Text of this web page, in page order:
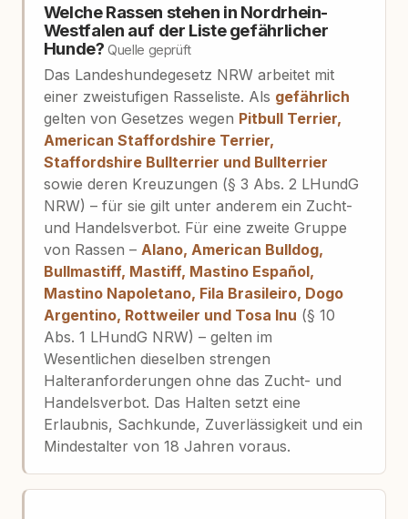
Welche Rassen stehen in Nordrhein-
Westfalen auf der Liste gefährlicher
Hunde?Quelle geprüft
Das Landeshundegesetz NRW arbeitet mit
einer zweistufigen Rasseliste. Als gefährlich
gelten von Gesetzes wegen Pitbull Terrier,
American Staffordshire Terrier,
Staffordshire Bullterrier und Bullterrier
sowie deren Kreuzungen (§ 3 Abs. 2 LHundG
NRW) – für sie gilt unter anderem ein Zucht-
und Handelsverbot. Für eine zweite Gruppe
von Rassen – Alano, American Bulldog,
Bullmastiff, Mastiff, Mastino Español,
Mastino Napoletano, Fila Brasileiro, Dogo
Argentino, Rottweiler und Tosa Inu (§ 10
Abs. 1 LHundG NRW) – gelten im
Wesentlichen dieselben strengen
Halteranforderungen ohne das Zucht- und
Handelsverbot. Das Halten setzt eine
Erlaubnis, Sachkunde, Zuverlässigkeit und ein
Mindestalter von 18 Jahren voraus.